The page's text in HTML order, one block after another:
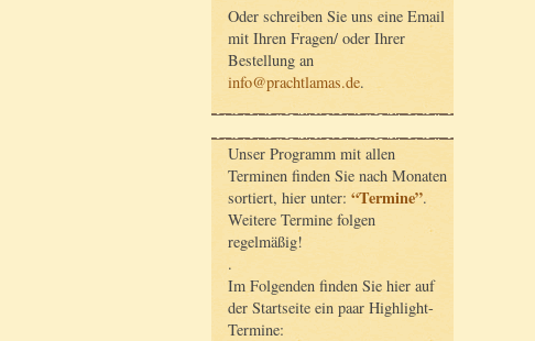
Oder schreiben Sie uns eine Email
mit Ihren Fragen/ oder Ihrer
Bestellung an
info@prachtlamas.de.
Unser Programm mit allen
Terminen finden Sie nach Monaten
sortiert, hier unter: “Termine”.
Weitere Termine folgen
regelmäßig!
.
Im Folgenden finden Sie hier auf
der Startseite ein paar Highlight-
Termine: